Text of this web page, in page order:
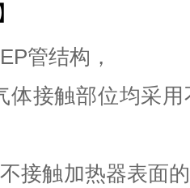
管结构，
体接触部位均采
接触加热器表面